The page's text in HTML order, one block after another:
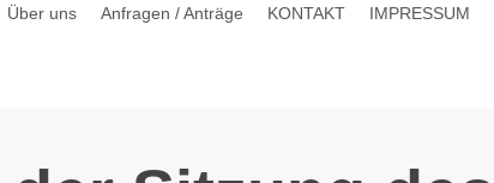
Über uns Anfragen / Anträge KONTAKT IMPRESSUM